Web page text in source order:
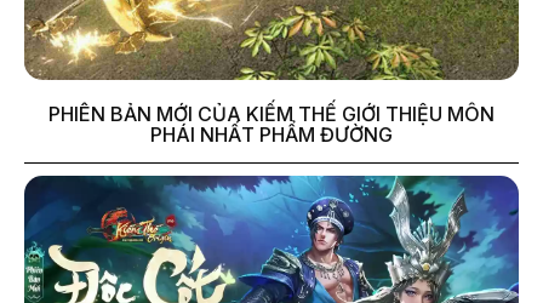
PHIÊN BẢN MỚI CỦA KIẾM THẾ GIỚI THIỆU MÔN
PHÁI NHẤT PHẨM ĐƯỜNG